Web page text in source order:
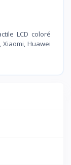
LCD coloré
Huawei